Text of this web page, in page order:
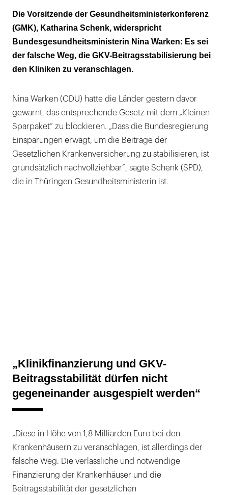
„Klinikfinanzierung und GKV-Beitragsstabilität
dürfen nicht gegeneinander
ausgespielt werden“
„Besser wäre das Abschmelzen der
versicherungsfremden Leistungen“
Die Vorsitzende der Gesundheitsministerkonferenz
(GMK), Katharina Schenk, widerspricht
Bundesgesundheitsministerin Nina Warken: Es sei
der falsche Weg, die GKV-Beitragsstabilisierung bei
den Kliniken zu veranschlagen.
Nina Warken (CDU) hatte die Länder gestern davor
gewarnt, das entsprechende Gesetz mit dem „Kleinen
Sparpaket“ zu blockieren. „Dass die Bundesregierung
Einsparungen erwägt, um die Beiträge der
Gesetzlichen Krankenversicherung zu stabilisieren, ist
grundsätzlich nachvollziehbar“, sagte Schenk (SPD),
die in Thüringen Gesundheitsministerin ist.
„Klinikfinanzierung und GKV-
Beitragsstabilität dürfen nicht
gegeneinander ausgespielt werden“
„Diese in Höhe von 1,8 Milliarden Euro bei den
Krankenhäusern zu veranschlagen, ist allerdings der
falsche Weg. Die verlässliche und notwendige
Finanzierung der Krankenhäuser und die
Beitragsstabilität der gesetzlichen